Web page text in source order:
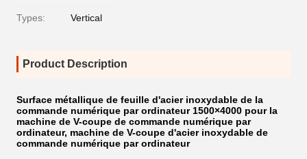
Types: Vertical
Product Description
Surface métallique de feuille d'acier inoxydable de la
commande numérique par ordinateur 1500×4000 pour la
machine de V-coupe de commande numérique par
ordinateur, machine de V-coupe d'acier inoxydable de
commande numérique par ordinateur